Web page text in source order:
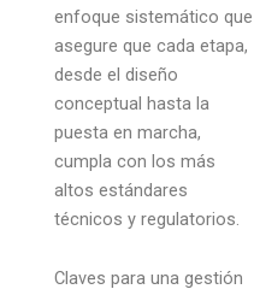
enfoque sistemático que
asegure que cada etapa,
desde el diseño
conceptual hasta la
puesta en marcha,
cumpla con los más
altos estándares
técnicos y regulatorios.
Claves para una gestión